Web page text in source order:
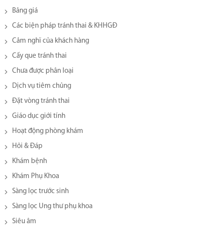
Bảng giá
Các biện pháp tránh thai & KHHGĐ
Cảm nghĩ của khách hàng
Cấy que tránh thai
Chưa được phân loại
Dịch vụ tiêm chủng
Đặt vòng tránh thai
Giáo dục giới tính
Hoạt động phòng khám
Hỏi & Đáp
Khám bệnh
Khám Phụ Khoa
Sàng lọc trước sinh
Sàng lọc Ung thư phụ khoa
Siêu âm